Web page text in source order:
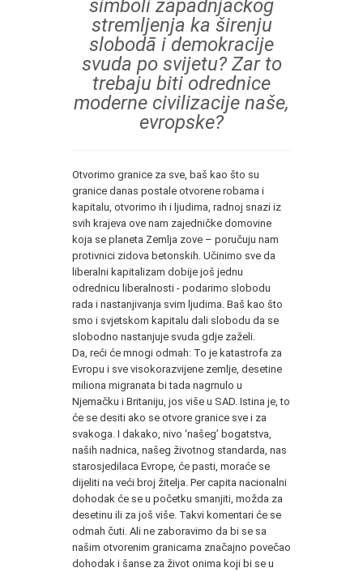
simboli zapadnjačkog
stremljenja ka širenju
slobodā i demokracije
svuda po svijetu? Zar to
trebaju biti odrednice
moderne civilizacije naše,
evropske?
Otvorimo granice za sve, baš kao što su
granice danas postale otvorene robama i
kapitalu, otvorimo ih i ljudima, radnoj snazi iz
svih krajeva ove nam zajedničke domovine
koja se planeta Zemlja zove – poručuju nam
protivnici zidova betonskih. Učinimo sve da
liberalni kapitalizam dobije još jednu
odrednicu liberalnosti - podarimo slobodu
rada i nastanjivanja svim ljudima. Baš kao što
smo i svjetskom kapitalu dali slobodu da se
slobodno nastanjuje svuda gdje zaželi.
Da, reći će mnogi odmah: To je katastrofa za
Evropu i sve visokorazvijene zemlje, desetine
miliona migranata bi tada nagrnulo u
Njemačku i Britaniju, jos više u SAD. Istina je, to
će se desiti ako se otvore granice sve i za
svakoga. I dakako, nivo ‘našeg’ bogatstva,
naših nadnica, našeg životnog standarda, nas
starosjedilaca Evrope, će pasti, moraće se
dijeliti na veći broj žitelja. Per capita nacionalni
dohodak će se u početku smanjiti, možda za
desetinu ili za još više. Takvi komentari će se
odmah čuti. Ali ne zaboravimo da bi se sa
našim otvorenim granicama značajno povečao
dohodak i šanse za život onima koji bi se u